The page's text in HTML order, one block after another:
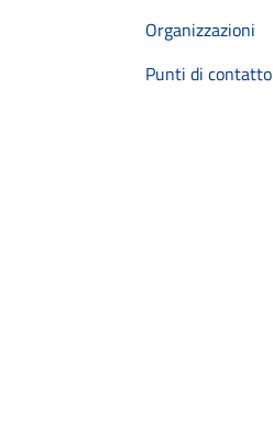
Organizzazioni
Punti di contatto